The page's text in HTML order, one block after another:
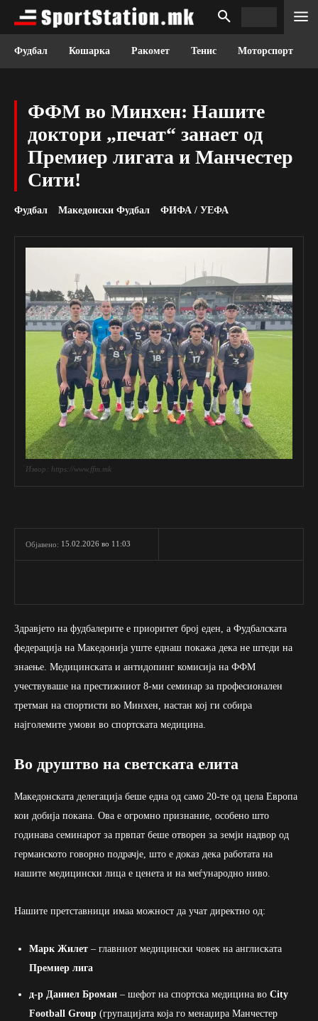
Фудбал Кошарка Ракомет Тенис Моторспорт
ФФМ во Минхен: Нашите
доктори „печат“ занает од
Премиер лигата и Манчестер
Сити!
Фудбал Македонски Фудбал ФИФА / УЕФА
Извор: https://www.ffm.mk
Објавено: 15.02.2026 во 11:03
Здравјето на фудбалерите е приоритет број еден, а Фудбалската
федерација на Македонија уште еднаш покажа дека не штеди на
знаење. Медицинската и антидопинг комисија на ФФМ
учествуваше на престижниот 8-ми семинар за професионален
третман на спортисти во Минхен, настан кој ги собира
најголемите умови во спортската медицина.
Во друштво на светската елита
Македонската делегација беше една од само 20-те од цела Европа
кои добија покана. Ова е огромно признание, особено што
годинава семинарот за првпат беше отворен за земји надвор од
германското говорно подрачје, што е доказ дека работата на
нашите медицински лица е ценета и на меѓународно ниво.
Нашите претставници имаа можност да учат директно од:
Марк Жилет – главниот медицински човек на англиската
Премиер лига
д-р Даниел Броман – шефот на спортска медицина во City
Football Group (групацијата која го менаџира Манчестер